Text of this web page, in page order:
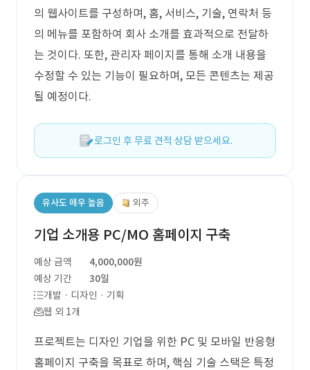
의 웹사이트를 구성하며, 홈, 서비스, 기술, 연락처 등
의 메뉴를 포함하여 회사 소개를 효과적으로 전달하
는 것이다. 또한, 관리자 페이지를 통해 소개 내용을
수정할 수 있는 기능이 필요하며, 모든 콘텐츠는 제공
될 예정이다.
로그인 후 무료 견적 상담 받으세요.
유사도 매우 높음 외주
기업 소개용 PC/MO 홈페이지 구축
예상 금액
4,000,000원
예상 기간
30일
개발 · 디자인 · 기획
웹 외 1개
프로젝트는 디자인 기업을 위한 PC 및 모바일 반응형
홈페이지 구축을 목표로 하며, 핵심 기술 스택은 특정